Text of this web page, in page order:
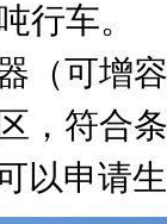
行车。
（可增
，符合
以申请